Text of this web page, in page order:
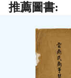
推薦圖書: